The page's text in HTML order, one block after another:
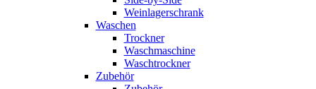
Weinlagerschrank
Waschen
Trockner
Waschmaschine
Waschtrockner
Zubehör